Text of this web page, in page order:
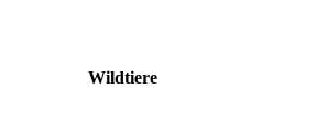
Wildtiere